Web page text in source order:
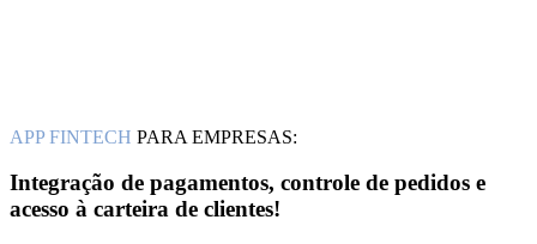
APP FINTECH PARA EMPRESAS:
Integração de pagamentos, controle de pedidos e
acesso à carteira de clientes!